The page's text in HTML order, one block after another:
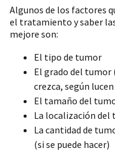
Algunos de los factores
el tratamiento y saber
mejore son:
El tipo de tumor
El grado del tumor
crezca, según
El tamaño del
La localización del
La cantidad de
(si se puede hacer)